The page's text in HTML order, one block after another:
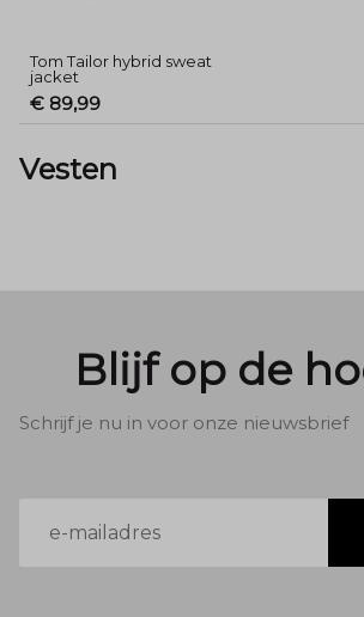
Tom Tailor hybrid sweat
jacket
€ 89,99
Vesten
Blijf op de
Schrijf je nu in voor onze nieuwsbrief
mailadres